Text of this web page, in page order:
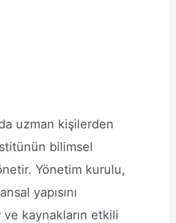
uzman kişilerden
bilimsel
Yönetim kurulu,
yapısını
kaynakların etkili